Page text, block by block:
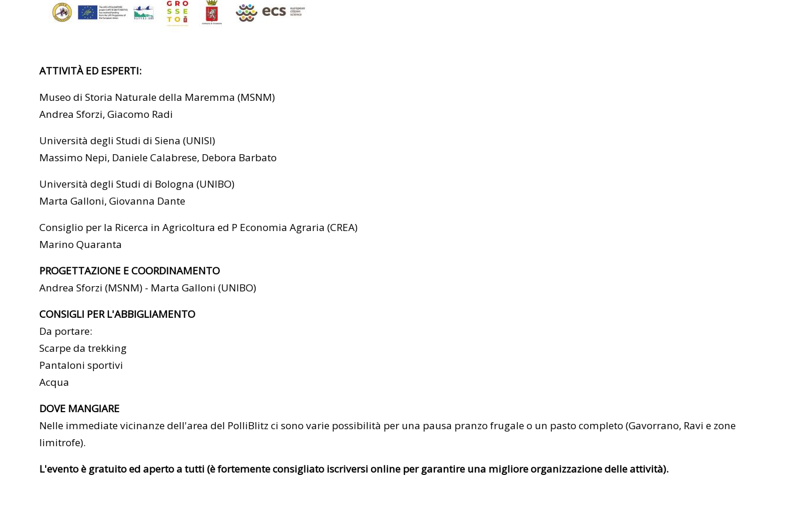
ATTIVITÀ ED ESPERTI:
Museo di Storia Naturale della Maremma (MSNM)
Andrea Sforzi, Giacomo Radi
Università degli Studi di Siena (UNISI)
Massimo Nepi, Daniele Calabrese, Debora Barbato
Università degli Studi di Bologna (UNIBO)
Marta Galloni, Giovanna Dante
Consiglio per la Ricerca in Agricoltura ed P Economia Agraria (CREA)
Marino Quaranta
PROGETTAZIONE E COORDINAMENTO
Andrea Sforzi (MSNM) - Marta Galloni (UNIBO)
CONSIGLI PER L'ABBIGLIAMENTO
Da portare:
Scarpe da trekking
Pantaloni sportivi
Acqua
DOVE MANGIARE
Nelle immediate vicinanze dell'area del PolliBlitz ci sono varie possibilità per una pausa pranzo frugale o un pasto completo (Gavorrano, Ravi e zone
limitrofe).
L'evento è gratuito ed aperto a tutti (è fortemente consigliato iscriversi online per garantire una migliore organizzazione delle attività).